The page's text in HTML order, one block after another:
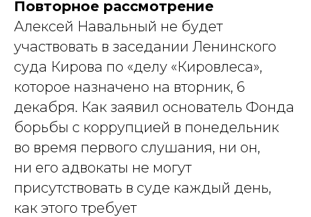
Повторное рассмотрение
Алексей Навальный не будет
участвовать в заседании Ленинского
суда Кирова по «делу «Кировлеса»,
которое назначено на вторник, 6
декабря. Как заявил основатель Фонда
борьбы с коррупцией в понедельник
во время первого слушания, ни он,
ни его адвокаты не могут
присутствовать в суде каждый день,
как этого требует